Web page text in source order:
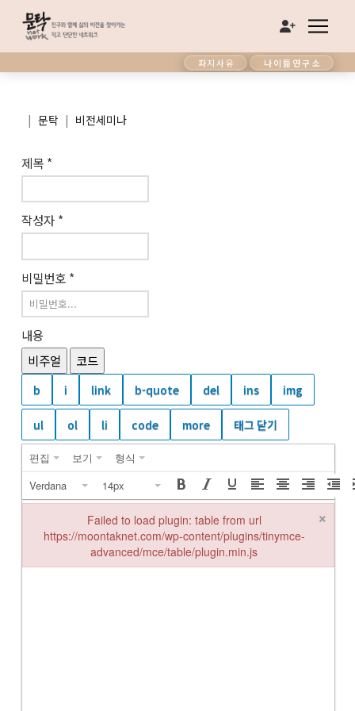
파지사유 나이듦연구소
| 문탁 | 비전세미나
제목 *
작성자 *
비밀번호 *
내용
비주얼
코드
편집 보기
형식
Verdana
14px
Failed to load plugin: table from url
https://moontaknet.com/wp-content/plugins/tinymce-
advanced/mce/table/plugin.min.js
×
Failed to load plugin: table from url https://moontaknet.com/wp-